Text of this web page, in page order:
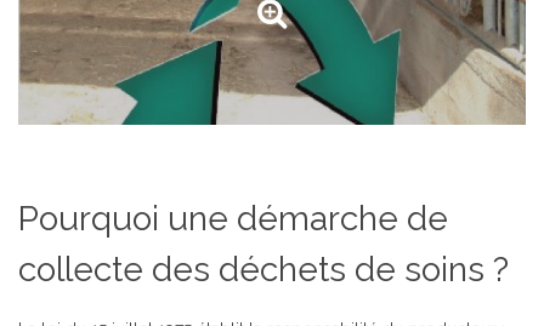
Pourquoi une démarche de
collecte des déchets de soins ?